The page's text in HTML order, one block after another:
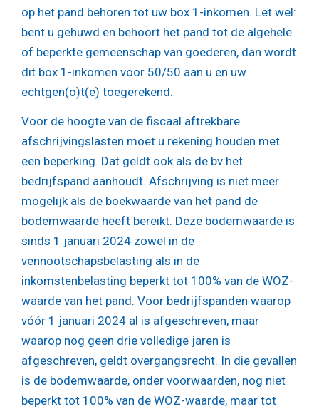
op het pand behoren tot uw box 1-inkomen. Let wel:
bent u gehuwd en behoort het pand tot de algehele
of beperkte gemeenschap van goederen, dan wordt
dit box 1-inkomen voor 50/50 aan u en uw
echtgen(o)t(e) toegerekend.
Voor de hoogte van de fiscaal aftrekbare
afschrijvingslasten moet u rekening houden met
een beperking. Dat geldt ook als de bv het
bedrijfspand aanhoudt. Afschrijving is niet meer
mogelijk als de boekwaarde van het pand de
bodemwaarde heeft bereikt. Deze bodemwaarde is
sinds 1 januari 2024 zowel in de
vennootschapsbelasting als in de
inkomstenbelasting beperkt tot 100% van de WOZ-
waarde van het pand. Voor bedrijfspanden waarop
vóór 1 januari 2024 al is afgeschreven, maar
waarop nog geen drie volledige jaren is
afgeschreven, geldt overgangsrecht. In die gevallen
is de bodemwaarde, onder voorwaarden, nog niet
beperkt tot 100% van de WOZ-waarde, maar tot